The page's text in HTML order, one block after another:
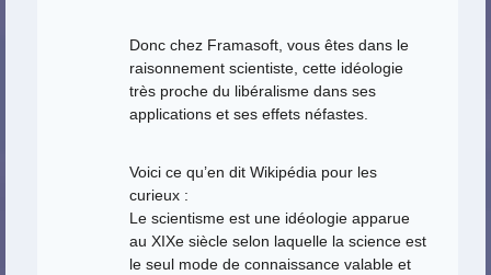
Donc chez Framasoft, vous êtes dans le
raisonnement scientiste, cette idéologie
très proche du libéralisme dans ses
applications et ses effets néfastes.
Voici ce qu’en dit Wikipédia pour les
curieux :
Le scientisme est une idéologie apparue
au XIXe siècle selon laquelle la science est
le seul mode de connaissance valable et